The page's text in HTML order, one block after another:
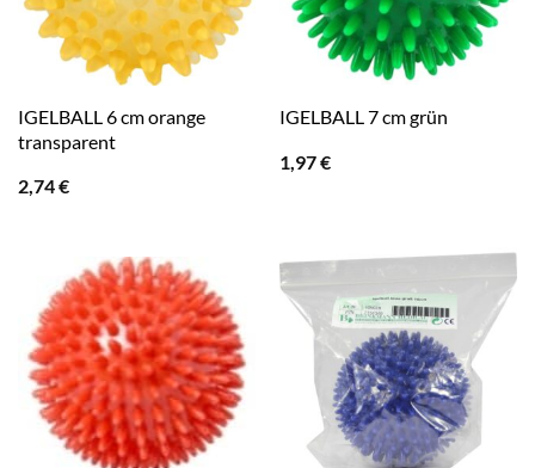
IGELBALL 6 cm orange
transparent
2,74€
IGELBALL 7 cm grün
1,97€